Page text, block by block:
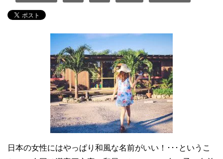
日本の女性にはやっぱり和風な名前がいい！･･･というこ